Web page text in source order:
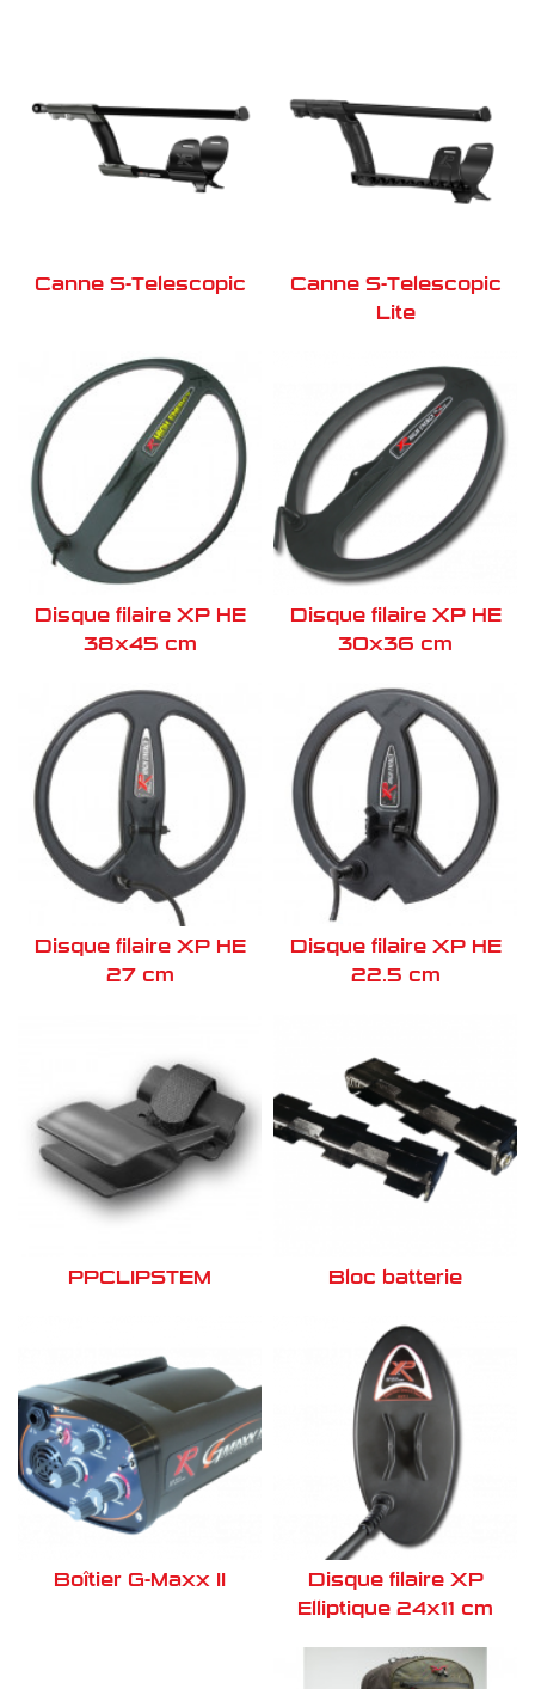
Canne S-Telescopic
Canne S-Telescopic
Lite
Disque filaire XP HE
38x45 cm
Disque filaire XP HE
30x36 cm
Disque filaire XP HE
27 cm
Disque filaire XP HE
22.5 cm
PPCLIPSTEM Bloc batterie
Boîtier G-Maxx II
Disque filaire XP
Elliptique 24x11 cm